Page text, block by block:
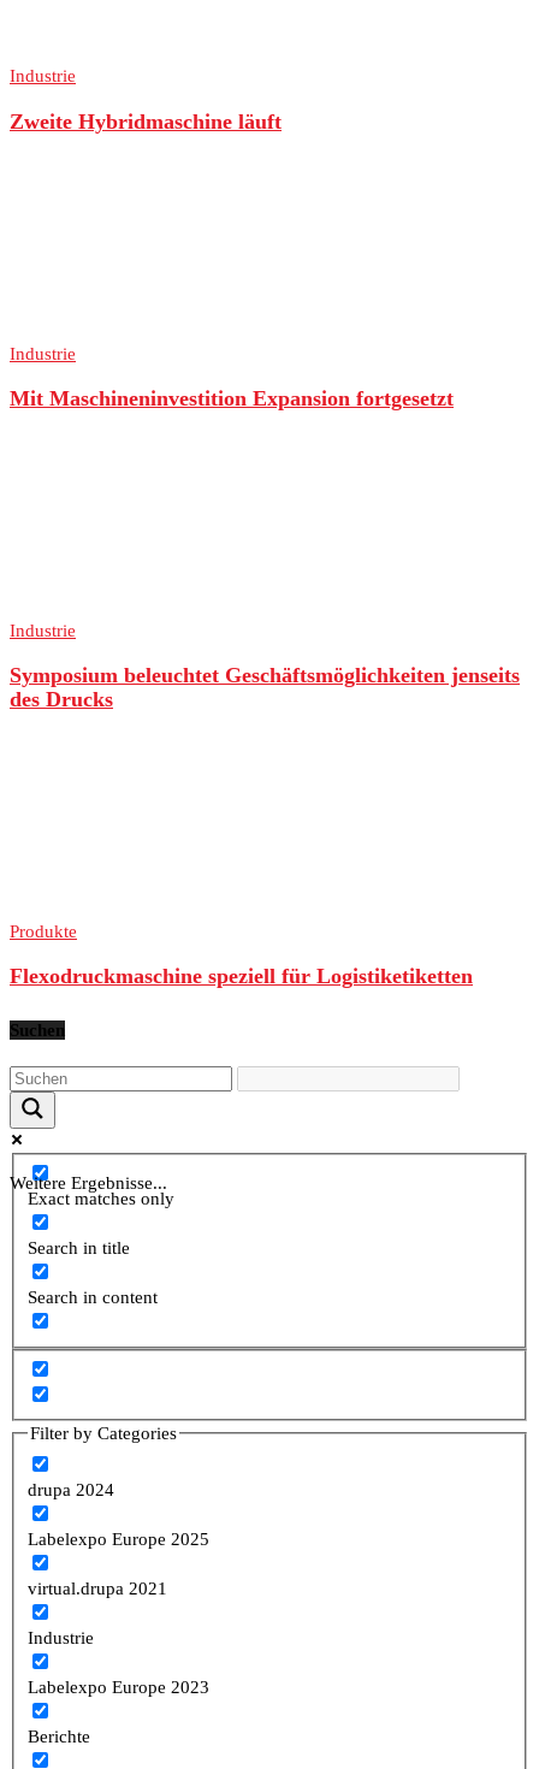
Industrie
Zweite Hybridmaschine läuft
Industrie
Mit Maschineninvestition Expansion fortgesetzt
Industrie
Symposium beleuchtet Geschäftsmöglichkeiten jenseits
des Drucks
Produkte
Flexodruckmaschine speziell für Logistiketiketten
Suchen
Weitere Ergebnisse...
Exact matches only
Search in title
Search in content
Filter by Categories
drupa 2024
Labelexpo Europe 2025
virtual.drupa 2021
Industrie
Labelexpo Europe 2023
Berichte